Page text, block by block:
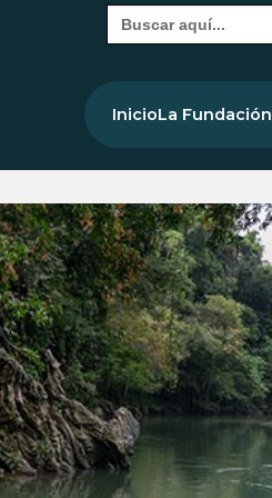
Buscar:
InicioLa Fundación